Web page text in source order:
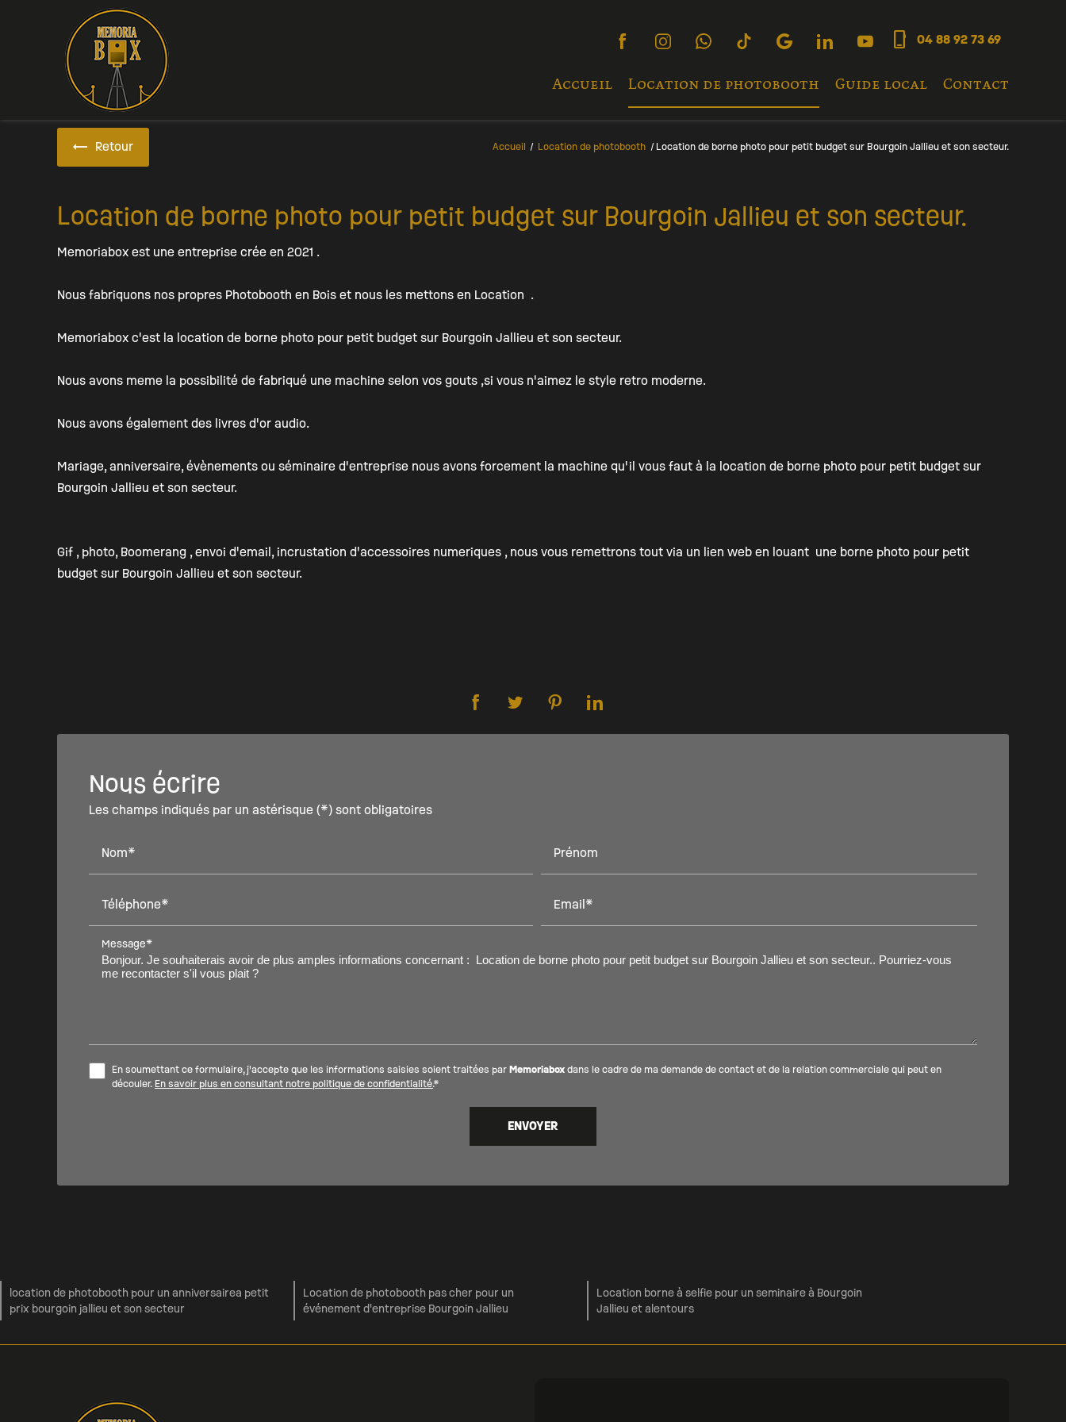
phone_iphone 04 88 92 73 69
Accueil Location de photobooth Guide local Contact
Accueil Location de photobooth Location de borne photo pour petit budget sur Bourgoin Jallieu et son secteur.
Retour
Location de borne photo pour petit budget sur Bourgoin Jallieu et son secteur.
Memoriabox est une entreprise crée en 2021 .
Nous fabriquons nos propres Photobooth en Bois et nous les mettons en Location .
Memoriabox c'est la location de borne photo pour petit budget sur Bourgoin Jallieu et son secteur.
Nous avons meme la possibilité de fabriqué une machine selon vos gouts ,si vous n'aimez le style retro moderne.
Nous avons également des livres d'or audio.
Mariage, anniversaire, évènements ou séminaire d'entreprise nous avons forcement la machine qu'il vous faut à la location de borne photo pour petit budget sur
Bourgoin Jallieu et son secteur.
Gif , photo, Boomerang , envoi d'email, incrustation d'accessoires numeriques , nous vous remettrons tout via un lien web en louant une borne photo pour petit
budget sur Bourgoin Jallieu et son secteur.
Nous écrire
Les champs indiqués par un astérisque (*) sont obligatoires
Nom* Prénom
Téléphone* Email*
Message*
En soumettant ce formulaire, j'accepte que les informations saisies soient traitées parMemoriaboxdans le cadre de ma demande de contact et de la relation commerciale qui peut en
découler. En savoir plus en consultant notre politique de confidentialité.*
location de photobooth pour un anniversairea petit
prix bourgoin jallieu et son secteur
Location de photobooth pas cher pour un
événement d'entreprise Bourgoin Jallieu
Location borne à selfie pour un seminaire à Bourgoin
Jallieu et alentours
Panneau de gestion des cookies